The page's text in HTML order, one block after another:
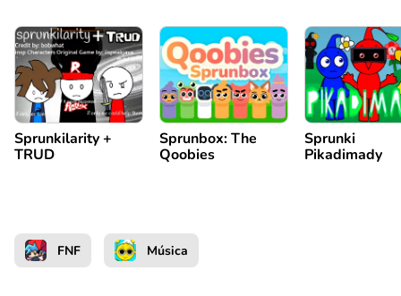
Sprunkilarity +
TRUD
Sprunbox: The
Qoobies
Sprunki
Pikadimady
FNF Música